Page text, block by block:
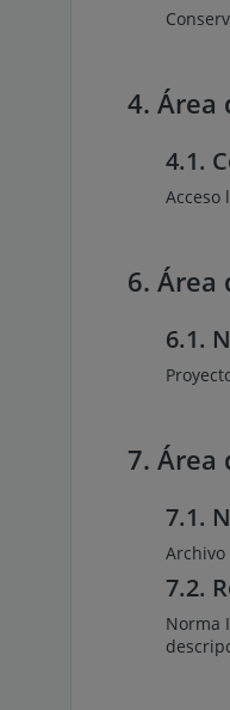
4. Área
4.1.
Acceso
6. Área
6.1.
7. Área
7.1.
Archivo
7.2.
Norma